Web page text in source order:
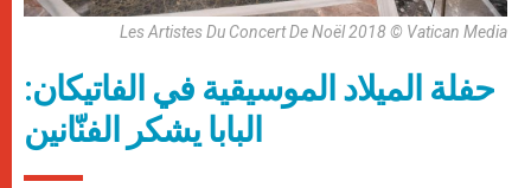
Les Artistes Du Concert De Noël 2018 © Vatican Media
حفلة الميلاد الموسيقية في الفاتيكان:
البابا يشكر الفنّانين